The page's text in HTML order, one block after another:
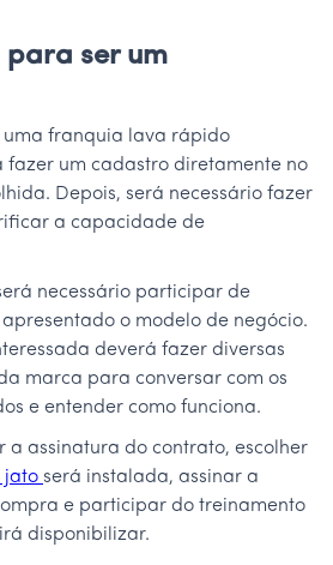
para ser um
uma franquia lava rápido
fazer um cadastro diretamente no
Depois, será necessário fazer
a capacidade de
necessário participar de
o modelo de negócio.
deverá fazer diversas
marca para conversar com os
e entender como funciona.
a assinatura do contrato, escolher
jato será instalada, assinar a
e participar do treinamento
disponibilizar.